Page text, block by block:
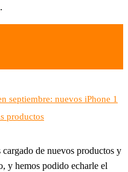
.
septiembre: nuevos iPhone 1
productos
de nuevos productos y
y hemos podido echarle el